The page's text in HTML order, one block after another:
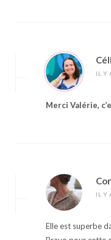
IL Y
Merci Valérie,
IL Y
Elle est superbe